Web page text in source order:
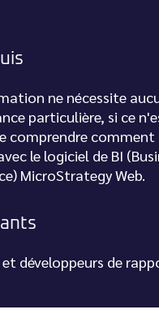
ne nécessite
particulière, si ce
comprendre comment
le logiciel de BI
MicroStrategy Web.
développeurs de